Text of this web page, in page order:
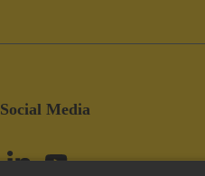
Social Media